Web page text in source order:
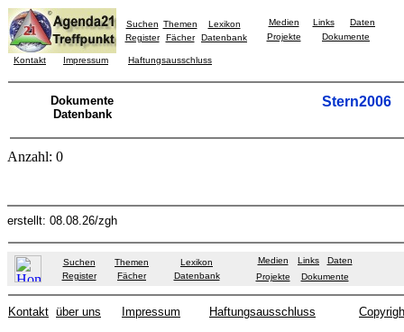
Suchen Themen
Lexikon
Register
Fächer Datenbank
Medien Links
Daten
Projekte
Dokumente
Kontakt Impressum Haftungsausschluss
Dokumente
Datenbank
Stern2006
Anzahl: 0
erstellt: 08.08.26/zgh
Suchen Themen
Lexikon
Register
Fächer Datenbank
Medien Links
Daten
Projekte
Dokumente
Kontakt über uns Impressum Haftungsausschluss